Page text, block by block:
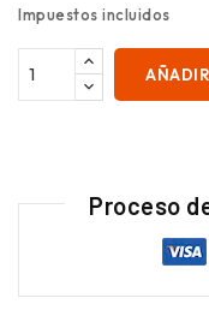
Impuestos incluidos
Proceso